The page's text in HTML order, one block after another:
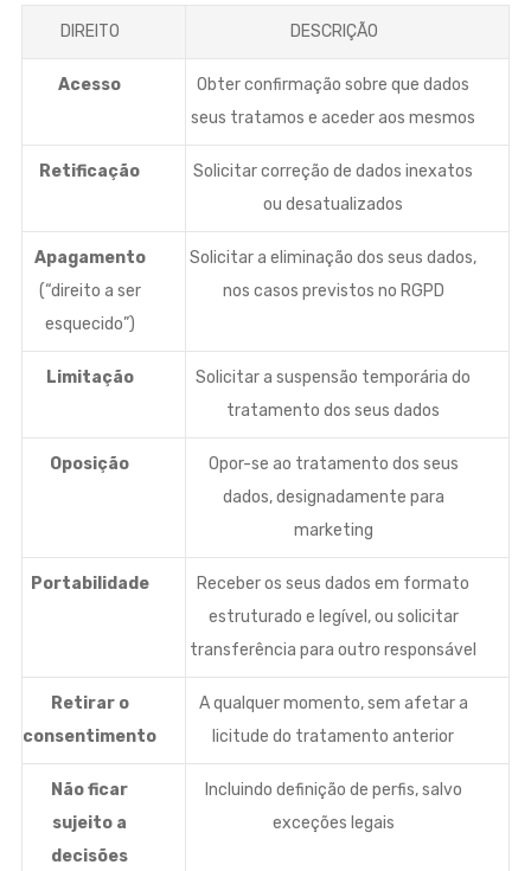
DIREITO DESCRIÇÃO
Acesso
Obter confirmação sobre que dados
seus tratamos e aceder aos mesmos
Retificação
Solicitar correção de dados inexatos
ou desatualizados
Apagamento
(“direito a ser
esquecido”)
Solicitar a eliminação dos seus dados,
nos casos previstos no RGPD
Limitação
Solicitar a suspensão temporária do
tratamento dos seus dados
Oposição
Opor-se ao tratamento dos seus
dados, designadamente para
marketing
Portabilidade
Receber os seus dados em formato
estruturado e legível, ou solicitar
transferência para outro responsável
Retirar o
consentimento
A qualquer momento, sem afetar a
licitude do tratamento anterior
Não ficar
sujeito a
decisões
Incluindo definição de perfis, salvo
exceções legais